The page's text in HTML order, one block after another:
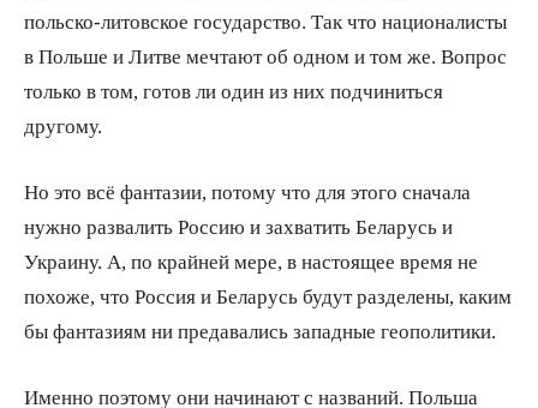
польско-литовское государство. Так что националисты
в Польше и Литве мечтают об одном и том же. Вопрос
только в том, готов ли один из них подчиниться
другому.
Но это всё фантазии, потому что для этого сначала
нужно развалить Россию и захватить Беларусь и
Украину. А, по крайней мере, в настоящее время не
похоже, что Россия и Беларусь будут разделены, каким
бы фантазиям ни предавались западные геополитики.
Именно поэтому они начинают с названий. Польша